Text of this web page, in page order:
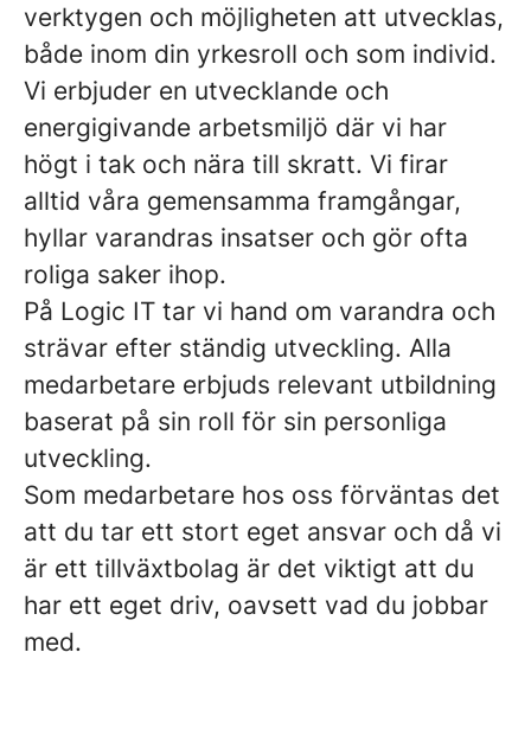
verktygen och möjligheten att utvecklas,
både inom din yrkesroll och som individ.
Vi erbjuder en utvecklande och
energigivande arbetsmiljö där vi har
högt i tak och nära till skratt. Vi firar
alltid våra gemensamma framgångar,
hyllar varandras insatser och gör ofta
roliga saker ihop.
På Logic IT tar vi hand om varandra och
strävar efter ständig utveckling. Alla
medarbetare erbjuds relevant utbildning
baserat på sin roll för sin personliga
utveckling.
Som medarbetare hos oss förväntas det
att du tar ett stort eget ansvar och då vi
är ett tillväxtbolag är det viktigt att du
har ett eget driv, oavsett vad du jobbar
med.